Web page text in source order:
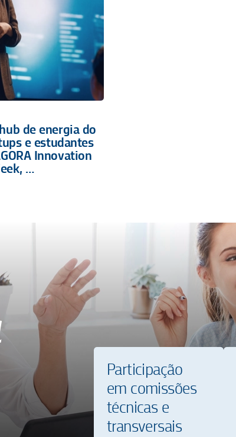
de energia do
e estudantes
Innovation
…
Participação
em comissões
técnicas e
transversais